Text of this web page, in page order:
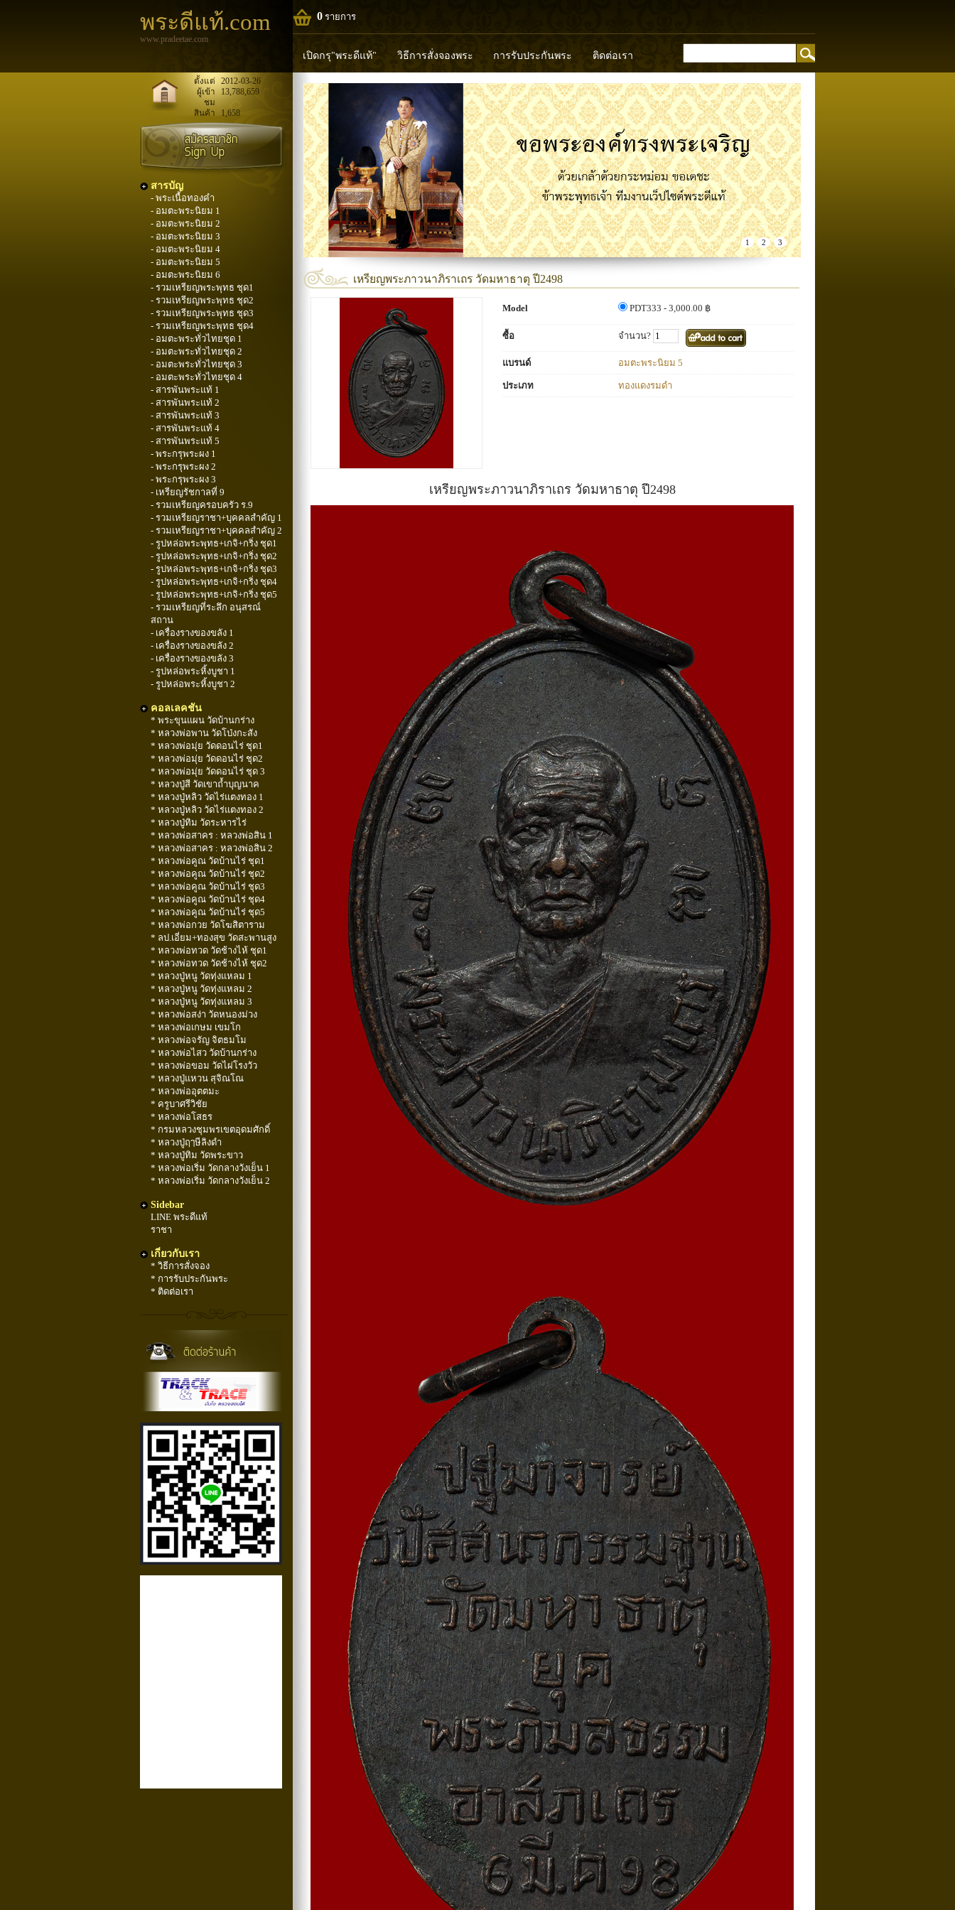
พระดีแท้.com
www.pradeetae.com
0 รายการ
เปิดกรุ"พระดีแท้" วิธีการสั่งจองพระ การรับประกันพระ ติดต่อเรา
หลวงพ่อทวด หลวงปู่ทิม หลวงพ่อคูณ หลวงพ่อมุ่ย หลวงพ่อปล้อง
พระพุทธวิริยากร
ตั้งแต่
2012-03-26
ผู้เข้า
ชม
13,788,659
สินค้า 1,658
สารบัญ
- พระเนื้อทองคำ
- อมตะพระนิยม 1
- อมตะพระนิยม 2
- อมตะพระนิยม 3
- อมตะพระนิยม 4
- อมตะพระนิยม 5
- อมตะพระนิยม 6
- รวมเหรียญพระพุทธ ชุด1
- รวมเหรียญพระพุทธ ชุด2
- รวมเหรียญพระพุทธ ชุด3
- รวมเหรียญพระพุทธ ชุด4
- อมตะพระทั่วไทยชุด 1
- อมตะพระทั่วไทยชุด 2
- อมตะพระทั่วไทยชุด 3
- อมตะพระทั่วไทยชุด 4
- สารพันพระแท้ 1
- สารพันพระแท้ 2
- สารพันพระแท้ 3
- สารพันพระแท้ 4
- สารพันพระแท้ 5
- พระกรุพระผง 1
- พระกรุพระผง 2
- พระกรุพระผง 3
- เหรียญรัชกาลที่ 9
- รวมเหรียญครอบครัว ร.9
- รวมเหรียญราชา+บุคคลสำคัญ 1
- รวมเหรียญราชา+บุคคลสำคัญ 2
- รูปหล่อพระพุทธ+เกจิ+กริ่ง ชุด1
- รูปหล่อพระพุทธ+เกจิ+กริ่ง ชุด2
- รูปหล่อพระพุทธ+เกจิ+กริ่ง ชุด3
- รูปหล่อพระพุทธ+เกจิ+กริ่ง ชุด4
- รูปหล่อพระพุทธ+เกจิ+กริ่ง ชุด5
- รวมเหรียญที่ระลึก อนุสรณ์
สถาน
- เครื่องรางของขลัง 1
- เครื่องรางของขลัง 2
- เครื่องรางของขลัง 3
- รูปหล่อพระหิ้งบูชา 1
- รูปหล่อพระหิ้งบูชา 2
คอลเลคชัน
* พระขุนแผน วัดบ้านกร่าง
* หลวงพ่อพาน วัดโป่งกะสัง
* หลวงพ่อมุ่ย วัดดอนไร่ ชุด1
* หลวงพ่อมุ่ย วัดดอนไร่ ชุด2
* หลวงพ่อมุ่ย วัดดอนไร่ ชุด 3
* หลวงปู่สี วัดเขาถ้ำบุญนาค
* หลวงปู่หลิว วัดไร่แตงทอง 1
* หลวงปู่หลิว วัดไร่แตงทอง 2
* หลวงปู่ทิม วัดระหารไร่
* หลวงพ่อสาคร : หลวงพ่อสิน 1
* หลวงพ่อสาคร : หลวงพ่อสิน 2
* หลวงพ่อคูณ วัดบ้านไร่ ชุด1
* หลวงพ่อคูณ วัดบ้านไร่ ชุด2
* หลวงพ่อคูณ วัดบ้านไร่ ชุด3
* หลวงพ่อคูณ วัดบ้านไร่ ชุด4
* หลวงพ่อคูณ วัดบ้านไร่ ชุด5
* หลวงพ่อกวย วัดโฆสิตาราม
* ลป.เอี่ยม+ทองสุข วัดสะพานสูง
* หลวงพ่อทวด วัดช้างไห้ ชุด1
* หลวงพ่อทวด วัดช้างไห้ ชุด2
* หลวงปู่หนู วัดทุ่งแหลม 1
* หลวงปู่หนู วัดทุ่งแหลม 2
* หลวงปู่หนู วัดทุ่งแหลม 3
* หลวงพ่อสง่า วัดหนองม่วง
* หลวงพ่อเกษม เขมโก
* หลวงพ่อจรัญ จิตธมโม
* หลวงพ่อไสว วัดบ้านกร่าง
* หลวงพ่อขอม วัดไผ่โรงวัว
* หลวงปู่แหวน สุจิณโณ
* หลวงพ่ออุตตมะ
* ครูบาศรีวิชัย
* หลวงพ่อโสธร
* กรมหลวงชุมพรเขตอุดมศักดิ์
* หลวงปู่ฤๅษีลิงดำ
* หลวงปู่ทิม วัดพระขาว
* หลวงพ่อเริ่ม วัดกลางวังเย็น 1
* หลวงพ่อเริ่ม วัดกลางวังเย็น 2
Sidebar
LINE พระดีแท้
ราชา
เกี่ยวกับเรา
* วิธีการสั่งจอง
* การรับประกันพระ
* ติดต่อเรา
1 2 3
เหรียญพระภาวนาภิราเถร วัดมหาธาตุ ปี2498
Model PDT333 - 3,000.00 ฿
ซื้อ จำนวน?
แบรนด์ อมตะพระนิยม 5
ประเภท ทองแดงรมดำ
เหรียญพระภาวนาภิราเถร วัดมหาธาตุ ปี2498